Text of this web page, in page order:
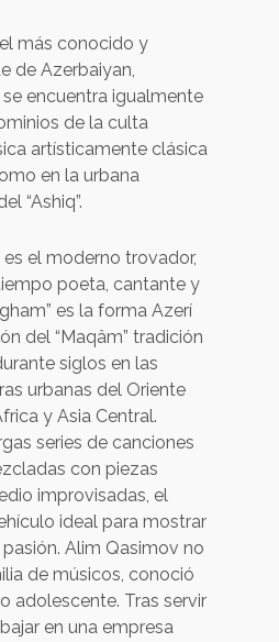
más conocido y
de Azerbaiyan,
encuentra igualmente
de la culta
artísticamente clásica
en la urbana
“Ashiq”.
es el moderno trovador,
poeta, cantante y
es la forma Azerí
del “Maqâm” tradición
siglos en las
urbanas del Oriente
y Asia Central.
series de canciones
con piezas
improvisadas, el
ideal para mostrar
Alim Qasimov no
de músicos, conoció
adolescente. Tras servir
en una empresa